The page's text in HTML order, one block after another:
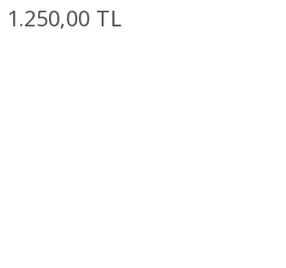
1.250,00 TL